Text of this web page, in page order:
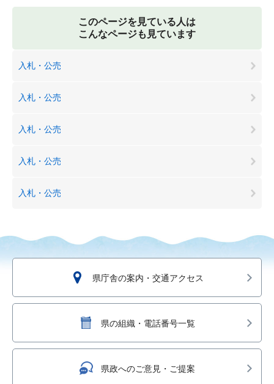
このページを見ている人は
こんなページも見ています
入札・公売
入札・公売
入札・公売
入札・公売
入札・公売
県庁舎の案内・交通アクセス
県の組織・電話番号一覧
県政へのご意見・ご提案